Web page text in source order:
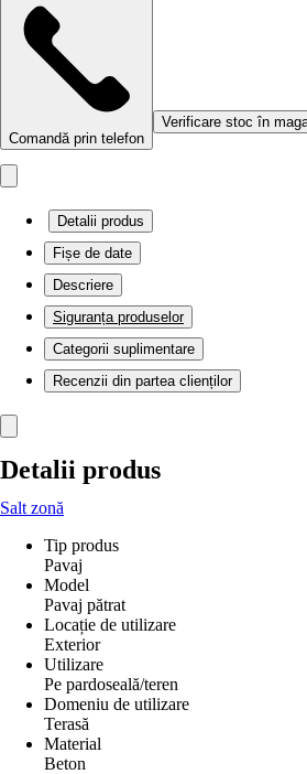
Comandă prin telefon
Verificare stoc în
Detalii produs
Fișe de date
Descriere
Siguranța produselor
Categorii suplimentare
Recenzii din partea clienților
Detalii produs
Salt zonă
Tip produs
Pavaj
Model
Pavaj pătrat
Locație de utilizare
Exterior
Utilizare
Pe pardoseală/teren
Domeniu de utilizare
Terasă
Material
Beton